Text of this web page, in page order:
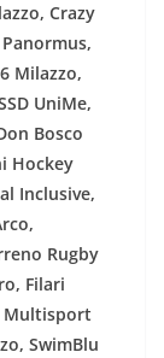
Crazy
Milazzo,
UniMe,
Bosco
Hockey
Inclusive,
Rugby
Filari
Multisport
SwimBlu